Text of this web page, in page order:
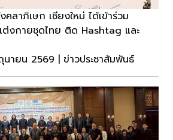
ลาภิเษก เชียงใหม่ ได้เข้าร่วม
งกายชุดไทย ติด Hashtag และ
ายน 2569 | ข่าวประชาสัมพันธ์